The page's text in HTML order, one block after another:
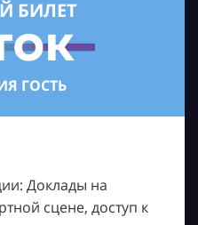
БИЛЕТ
ГОСТЬ
Доклады на
сцене, доступ к